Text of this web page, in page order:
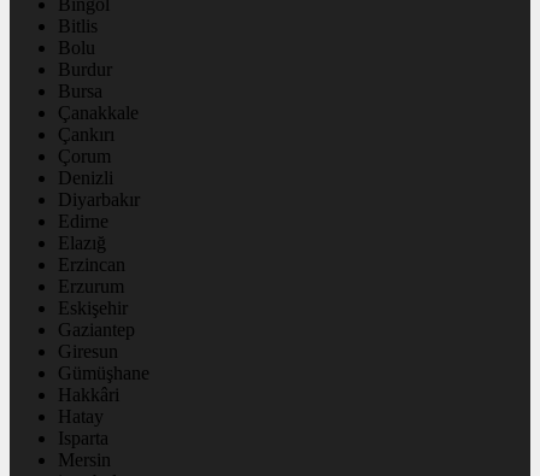
Bingöl
Bitlis
Bolu
Burdur
Bursa
Çanakkale
Çankırı
Çorum
Denizli
Diyarbakır
Edirne
Elazığ
Erzincan
Erzurum
Eskişehir
Gaziantep
Giresun
Gümüşhane
Hakkâri
Hatay
Isparta
Mersin